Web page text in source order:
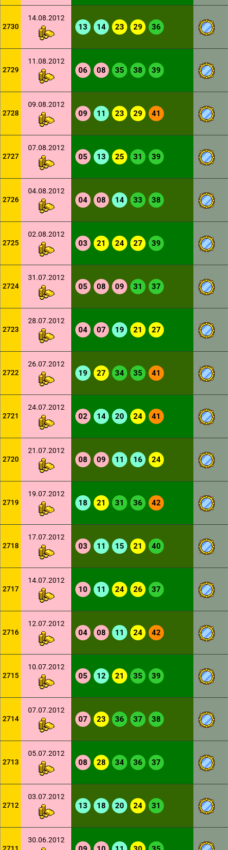
2730
14.08.2012
13 14 23 29 36
2729
11.08.2012
06 08 35 38 39
2728
09.08.2012
09 11 23 29 41
2727
07.08.2012
05 13 25 31 39
2726
04.08.2012
04 08 14 33 38
2725
02.08.2012
03 21 24 27 39
2724
31.07.2012
05 08 09 31 37
2723
28.07.2012
04 07 19 21 27
2722
26.07.2012
19 27 34 35 41
2721
24.07.2012
02 14 20 24 41
2720
21.07.2012
08 09 11 16 24
2719
19.07.2012
18 21 31 36 42
2718
17.07.2012
03 11 15 21 40
2717
14.07.2012
10 11 24 26 37
2716
12.07.2012
04 08 11 24 42
2715
10.07.2012
05 12 21 35 39
2714
07.07.2012
07 23 36 37 38
2713
05.07.2012
08 28 34 36 37
2712
03.07.2012
13 18 20 24 31
30.06.2012